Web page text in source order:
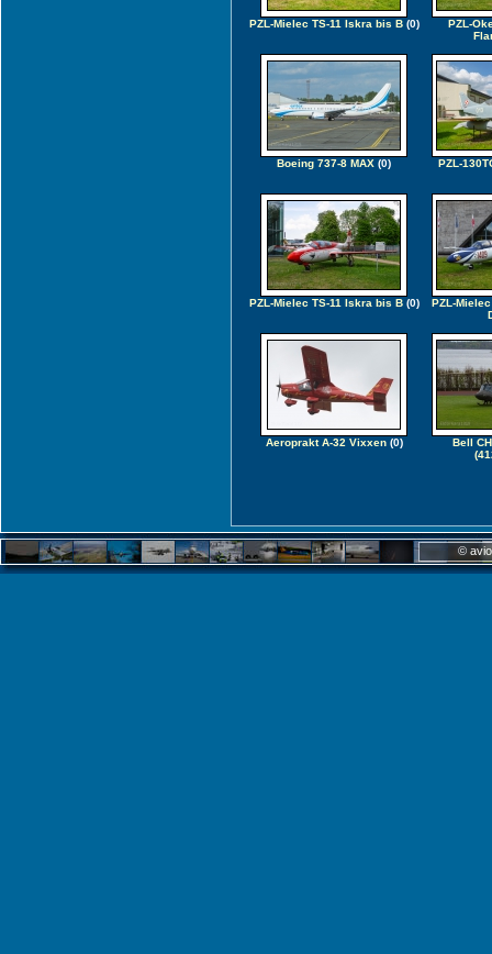
PZL-Mielec TS-11 Iskra bis B(0)
PZL-
Boeing 737-8 MAX (0) PZL-
PZL-Mielec TS-11 Iskra bis B(0)
PZL-
Aeroprakt A-32 Vixxen(0)
Bell
©